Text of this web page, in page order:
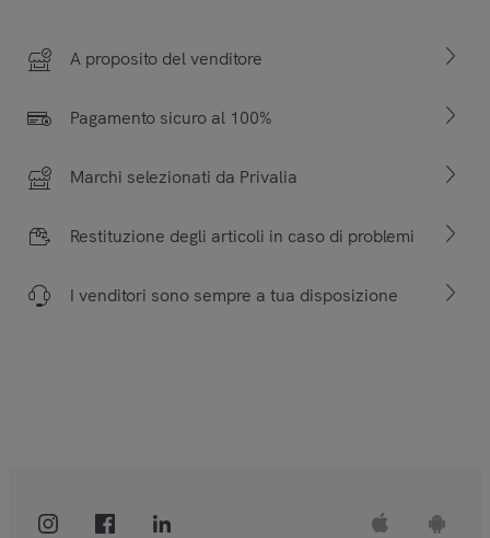
A proposito del venditore
Pagamento sicuro al 100%
Marchi selezionati da Privalia
Restituzione degli articoli in caso di problemi
I venditori sono sempre a tua disposizione